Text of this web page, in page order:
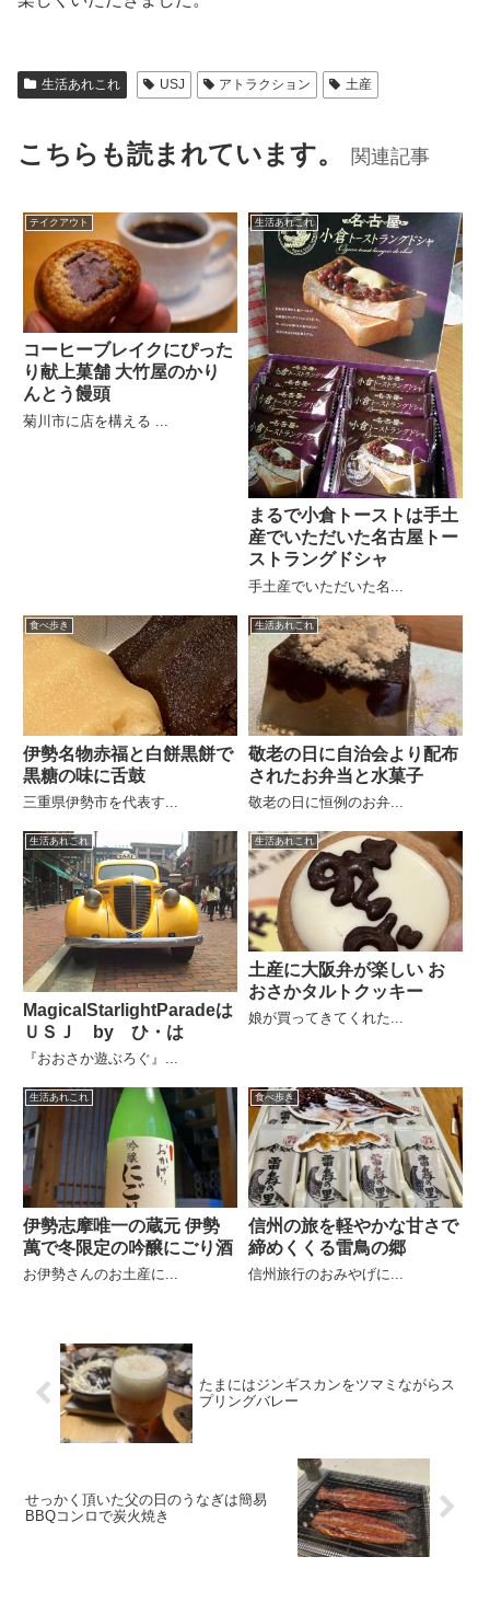
生活あれこれ USJ アトラクション 土産
こちらも読まれています。 関連記事
テイクアウト
コーヒーブレイクにぴった
り献上菓舗 大竹屋のかり
んとう饅頭
菊川市に店を構える ...
生活あれこれ
まるで小倉トーストは手土
産でいただいた名古屋トー
ストラングドシャ
手土産でいただいた名...
食べ歩き
伊勢名物赤福と白餅黒餅で
黒糖の味に舌鼓
三重県伊勢市を代表す...
生活あれこれ
敬老の日に自治会より配布
されたお弁当と水菓子
敬老の日に恒例のお弁...
生活あれこれ
MagicalStarlightParadeは
ＵＳＪ by ひ・は
『おおさか遊ぶろぐ』...
生活あれこれ
土産に大阪弁が楽しい お
おさかタルトクッキー
娘が買ってきてくれた...
生活あれこれ
伊勢志摩唯一の蔵元 伊勢
萬で冬限定の吟醸にごり酒
お伊勢さんのお土産に...
食べ歩き
信州の旅を軽やかな甘さで
締めくくる雷鳥の郷
信州旅行のおみやげに...
たまにはジンギスカンをツマミながらス
プリングバレー
せっかく頂いた父の日のうなぎは簡易
BBQコンロで炭火焼き